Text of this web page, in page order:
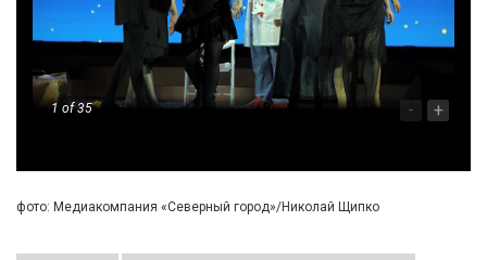
1 of 35 - +
фото: Медиакомпания «Северный город»/Николай Щипко